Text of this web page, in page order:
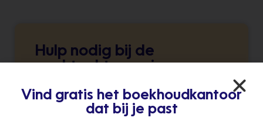
Hulp nodig bij de
zoektocht naar je
Wij brengen je graag in contact.
Vind gratis het boekhoudkantoor
dat bij je past